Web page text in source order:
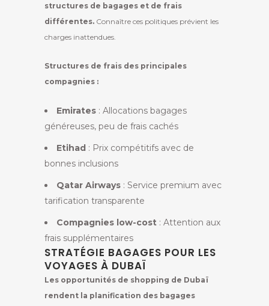
structures de bagages et de frais
différentes. Connaître ces politiques prévient les
charges inattendues.
Structures de frais des principales
compagnies :
Emirates : Allocations bagages
généreuses, peu de frais cachés
Etihad : Prix compétitifs avec de
bonnes inclusions
Qatar Airways : Service premium avec
tarification transparente
Compagnies low-cost : Attention aux
frais supplémentaires
STRATÉGIE BAGAGES POUR LES
VOYAGES À DUBAÏ
Les opportunités de shopping de Dubaï
rendent la planification des bagages